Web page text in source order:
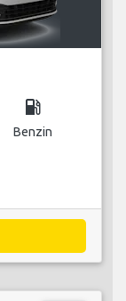
local_gas_station
Benzin